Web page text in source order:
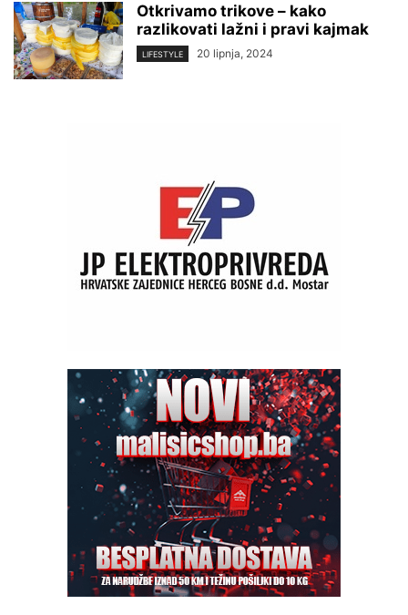
Otkrivamo trikove – kako
razlikovati lažni i pravi kajmak
LIFESTYLE 20 lipnja, 2024